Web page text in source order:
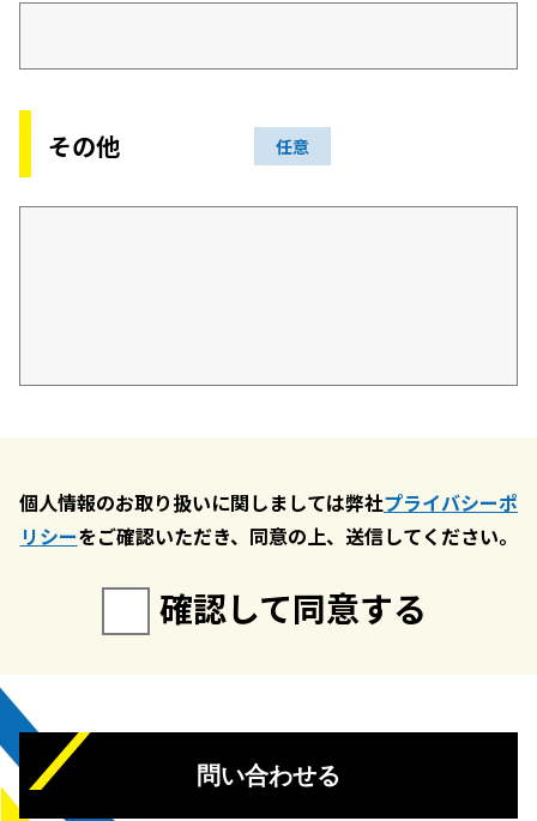
その他 任意
個人情報のお取り扱いに関しましては弊社プライバシーポ
リシーをご確認いただき、同意の上、送信してください。
確認して同意する
問い合わせる